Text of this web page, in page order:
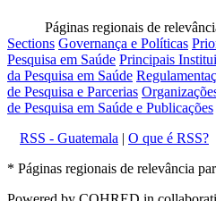
Páginas regionais de
Sections Governança e Políticas
Pesquisa em Saúde Principais
da Pesquisa em Saúde
de Pesquisa e Parcerias
de Pesquisa em Saúde e Publicações
RSS - Guatemala | O que é RSS?
* Páginas regionais de relevância